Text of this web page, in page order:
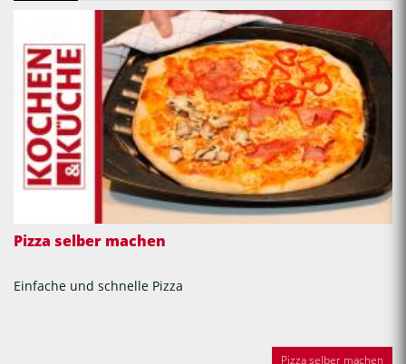
Pizza selber machen
Einfache und schnelle Pizza
Pizza selber machen